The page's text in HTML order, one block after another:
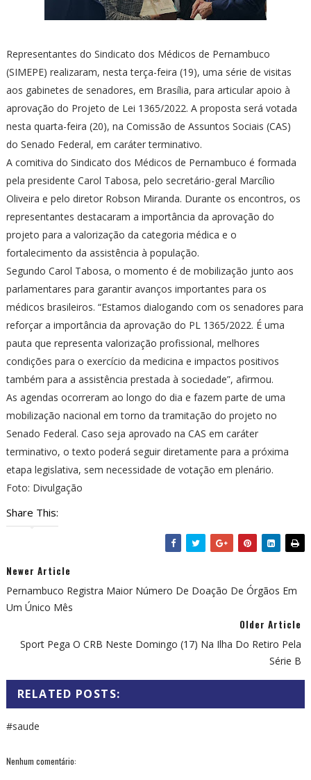
Representantes do Sindicato dos Médicos de Pernambuco
(SIMEPE) realizaram, nesta terça-feira (19), uma série de visitas
aos gabinetes de senadores, em Brasília, para articular apoio à
aprovação do Projeto de Lei 1365/2022. A proposta será votada
nesta quarta-feira (20), na Comissão de Assuntos Sociais (CAS)
do Senado Federal, em caráter terminativo.
A comitiva do Sindicato dos Médicos de Pernambuco é formada
pela presidente Carol Tabosa, pelo secretário-geral Marcílio
Oliveira e pelo diretor Robson Miranda. Durante os encontros, os
representantes destacaram a importância da aprovação do
projeto para a valorização da categoria médica e o
fortalecimento da assistência à população.
Segundo Carol Tabosa, o momento é de mobilização junto aos
parlamentares para garantir avanços importantes para os
médicos brasileiros. “Estamos dialogando com os senadores para
reforçar a importância da aprovação do PL 1365/2022. É uma
pauta que representa valorização profissional, melhores
condições para o exercício da medicina e impactos positivos
também para a assistência prestada à sociedade”, afirmou.
As agendas ocorreram ao longo do dia e fazem parte de uma
mobilização nacional em torno da tramitação do projeto no
Senado Federal. Caso seja aprovado na CAS em caráter
terminativo, o texto poderá seguir diretamente para a próxima
etapa legislativa, sem necessidade de votação em plenário.
Foto: Divulgação
Share This:
Newer Article
Pernambuco Registra Maior Número De Doação De Órgãos Em
Um Único Mês
Older Article
Sport Pega O CRB Neste Domingo (17) Na Ilha Do Retiro Pela
Série B
RELATED POSTS:
#saude
Nenhum comentário: